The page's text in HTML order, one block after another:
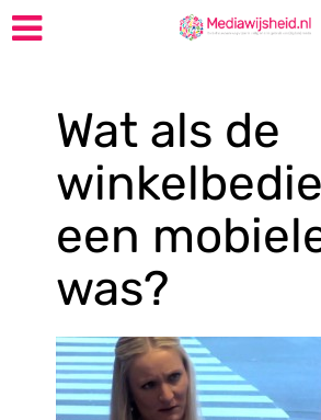
Wat als de
een
was?